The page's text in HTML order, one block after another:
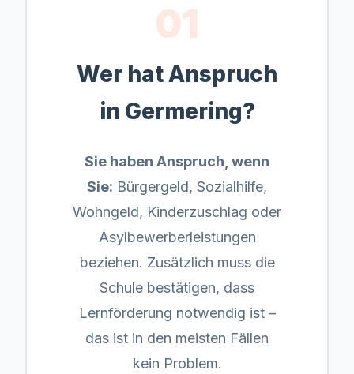
01
Wer hat Anspruch
in Germering?
Sie haben Anspruch, wenn
Sie: Bürgergeld, Sozialhilfe,
Wohngeld, Kinderzuschlag oder
Asylbewerberleistungen
beziehen. Zusätzlich muss die
Schule bestätigen, dass
Lernförderung notwendig ist –
das ist in den meisten Fällen
kein Problem.